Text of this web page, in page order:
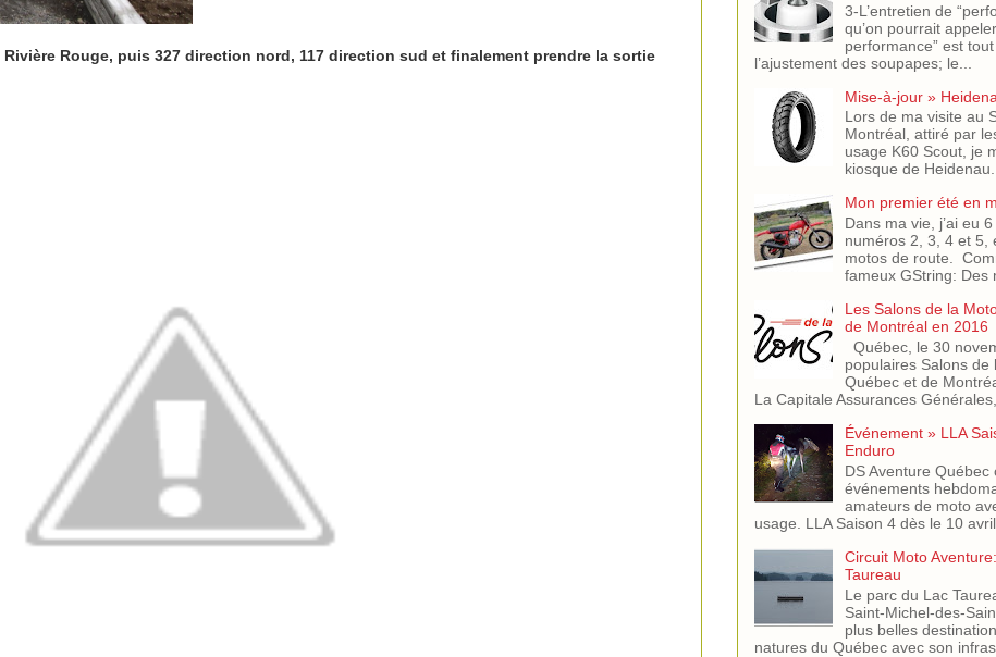
Rouge, puis 327 direction nord, 117 direction sud et finalement prendre la sortie
3-L’entretien de
qu’on pourrait
performance” est
l’ajustement des soupapes; le...
Mise-à-jour »
Lors de ma visite au
Montréal, attiré par
usage K60 Scout, je
kiosque de Heidenau.
Mon premier été en
Dans ma vie, j’ai eu
numéros 2, 3, 4 et 5,
motos de route.
fameux GString: Des
Les Salons de la
de Montréal en 2016
Québec, le 30
populaires Salons de
Québec et de
La Capitale Assurances
Événement » LLA
Enduro
DS Aventure Québec
événements
amateurs de moto
usage. LLA Saison 4 dès le 10
Circuit Moto
Taureau
Le parc du Lac
Saint-Michel-des-
plus belles
natures du Québec avec son